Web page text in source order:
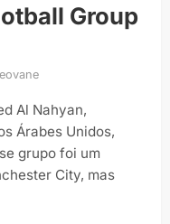
Group
Al Nahyan,
Árabes Unidos,
grupo foi um
City, mas